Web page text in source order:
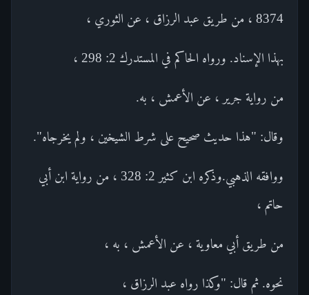
8374 ، من طريق عبد الرزاق ، عن الثوري ،
بهذا الإسناد. ورواه الحاكم في المستدرك 2: 298 ،
من رواية جرير ، عن الأعمش ، به.
وقال: "هذا حديث صحيح على شرط الشيخين ، ولم يخرجاه".
ووافقه الذهبي.وذكره ابن كثير 2: 328 ، من رواية ابن أبي
حاتم ،
من طريق أبي معاوية ، عن الأعمش ، به ،
نحوه. ثم قال: "وكذا رواه عبد الرزاق ،